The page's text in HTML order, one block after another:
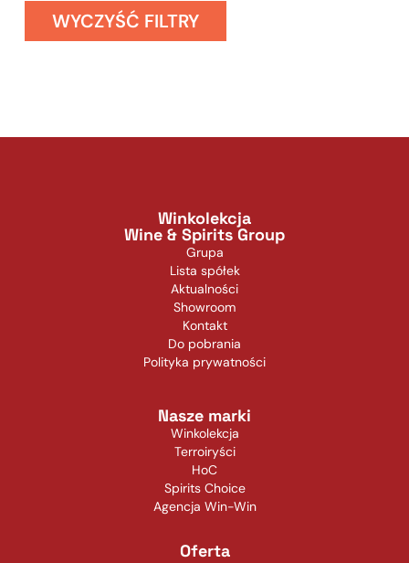
WYCZYŚĆ FILTRY
Winkolekcja
Wine & Spirits Group
Grupa
Lista spółek
Aktualności
Showroom
Kontakt
Do pobrania
Polityka prywatności
Nasze marki
Winkolekcja
Terroiryści
HoC
Spirits Choice
Agencja Win-Win
Oferta